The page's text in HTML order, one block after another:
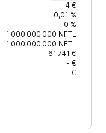
4 €
0,01 %
0 %
1 000 000 000 NFTL
1 000 000 000 NFTL
61 741 €
- €
- €